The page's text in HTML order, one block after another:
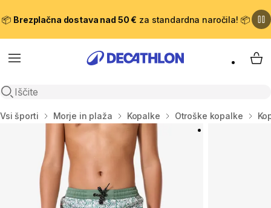
📦 Brezplačna dostava nad 50 € za standardna naročila! 📦
Meni
Odpri iskanje
Domov
Vsi športi Morje in plaža Kopalke Otroške kopalke